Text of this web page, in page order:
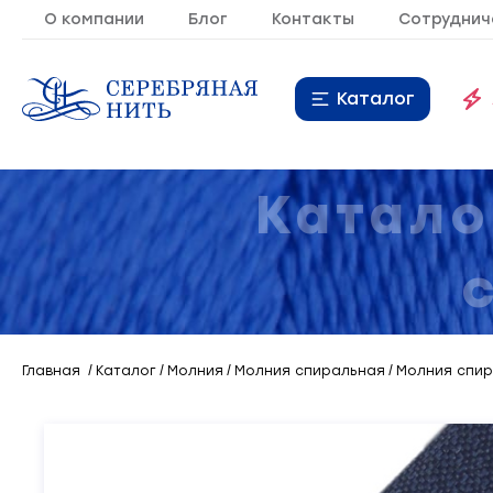
О компании Блог Контакты
Каталог
Молния 9
Резинка 10
Кант
Лента 20
Главная Каталог Молния Молния спиральная Молния